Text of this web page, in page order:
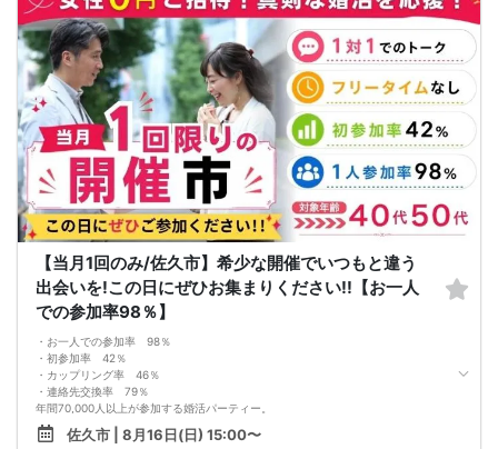
・ご予約時は【本名をフルネーム】でご入力ください。
・料金は、当日に会場の受付時にお支払いとなります。
・パーティの流れや進行は変更される場合がございます。
・多少の年齢の前後はOKです。
・募集人数：20名（最小人数：4名）
【キャンセル】
参加が困難な場合は、お早めに電話または問い合わせページ等から連絡をお願い
します。
お客様のご都合によるキャンセルの場合には、どのような理由でもキャンセル料
が発生しますのでご了承ください
【キャンセル料】
1.予約日〜開催日8日前のキャンセル
男性/女性：一律2000円
2.開催日7日前〜パーティー当日のキャンセル
男性/女性：全額（定価）
男女の人数調整をしておりますので、主旨をご理解頂き、キャンセルの無いよう
お願い致します。
【開催にあたって】
会場内でのマスクの着用は施設側の方針に準拠いたします。特に指定がない場合
には任意となります。
【当月1回のみ/佐久市】希少な開催でいつもと違う
出会いを!この日にぜひお集まりください!!【お一人
での参加率98％】
・お一人での参加率 98％
・初参加率 42％
・カップリング率 46％
・連絡先交換率 79％
年間70,000人以上が参加する婚活パーティー。
お一人で参加されることを考えたスタイルで、98％の方がお一人で参加されてい
ます。 佐久市 | 8月16日(日) 15:00〜